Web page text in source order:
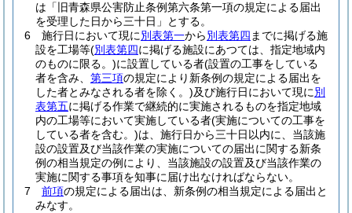
は「旧青森県公害防止条例第六条第一項の規定による届出
を受理した日から三十日」とする。
6
施行日において現に別表第一から別表第四 までに掲げる施
設を工場等(別表第四に掲げる施設にあつては、指定地域内
のものに限る。)に設置している者(設置の工事をしている
者を含み、 第三項の規定により新条例の規定による届出を
した者とみなされる者を除く。)及び施行日において現に別
表第五に掲げる作業で継続的に実施されるものを指定地域
内の工場等において実施している者(実施についての工事を
している者を含む。)は、施行日から三十日以内に、当該施
設の設置及び当該作業の実施についての届出に関する新条
例の相当規定の例により、当該施設の設置及び当該作業の
実施に関する事項を知事に届け出なければならない。
7
前項の規定による届出は、新条例の相当規定による届出と
みなす。